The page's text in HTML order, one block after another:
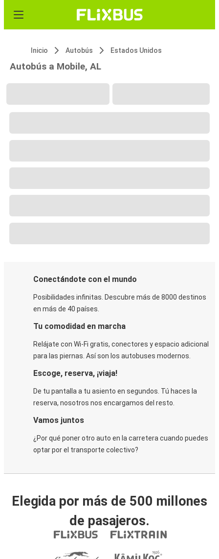
Inicio Autobús Estados Unidos
Autobús a Mobile, AL
Conectándote con el mundo
Posibilidades infinitas. Descubre más de 8000 destinos
en más de 40 países.
Tu comodidad en marcha
Relájate con Wi-Fi gratis, conectores y espacio adicional
para las piernas. Así son los autobuses modernos.
Escoge, reserva, ¡viaja!
De tu pantalla a tu asiento en segundos. Tú haces la
reserva, nosotros nos encargamos del resto.
Vamos juntos
¿Por qué poner otro auto en la carretera cuando puedes
optar por el transporte colectivo?
Elegida por más de 500 millones
de pasajeros.